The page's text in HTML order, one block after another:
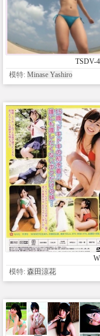
TSDV-
模特: Minase Yashiro
模特: 森田涼花